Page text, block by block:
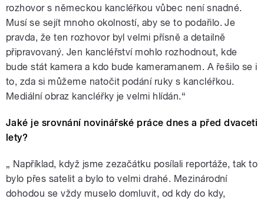
rozhovor s německou kancléřkou vůbec není snadné.
Musí se sejít mnoho okolností, aby se to podařilo. Je
pravda, že ten rozhovor byl velmi přísně a detailně
připravovaný. Jen kancléřství mohlo rozhodnout, kde
bude stát kamera a kdo bude kameramanem. A řešilo se i
to, zda si můžeme natočit podání ruky s kancléřkou.
Mediální obraz kancléřky je velmi hlídán.“
Jaké je srovnání novinářské práce dnes a před dvaceti
lety?
„ Například, když jsme zezačátku posílali reportáže, tak to
bylo přes satelit a bylo to velmi drahé. Mezinárodní
dohodou se vždy muselo domluvit, od kdy do kdy,